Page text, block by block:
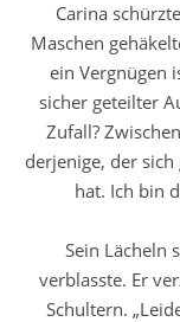
Carina
Maschen
ein Vergnügen
sicher geteilter
Zufall?
derjenige, der sich
hat. Ich bin
Sein Lächeln
verblasste. Er
Schultern.